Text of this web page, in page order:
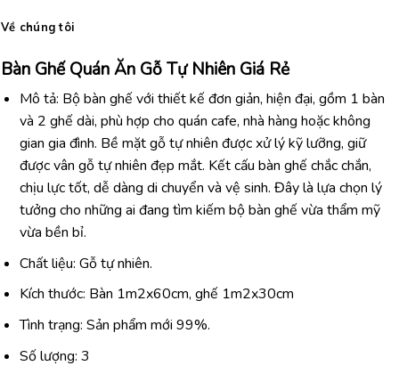
Về chúng tôi
Bàn Ghế Quán Ăn Gỗ Tự Nhiên Giá Rẻ
Mô tả: Bộ bàn ghế với thiết kế đơn giản, hiện đại, gồm 1 bàn
và 2 ghế dài, phù hợp cho quán cafe, nhà hàng hoặc không
gian gia đình. Bề mặt gỗ tự nhiên được xử lý kỹ lưỡng, giữ
được vân gỗ tự nhiên đẹp mắt. Kết cấu bàn ghế chắc chắn,
chịu lực tốt, dễ dàng di chuyển và vệ sinh. Đây là lựa chọn lý
tưởng cho những ai đang tìm kiếm bộ bàn ghế vừa thẩm mỹ
vừa bền bỉ.
Chất liệu: Gỗ tự nhiên.
Kích thước: Bàn 1m2x60cm, ghế 1m2x30cm
Tình trạng: Sản phẩm mới 99%.
Số lượng: 3